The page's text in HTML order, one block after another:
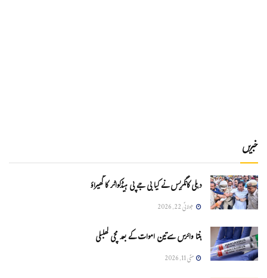
خبریں
دہلی کانگریس نے کیا بی جے پی ہیڈکواٹر کا گھیراؤ
جولائی 22, 2026
ہنتا وائرس سےتین اموات کے بعد مچی کھلبلی
مئی 11, 2026